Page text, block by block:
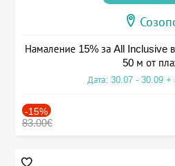
Намаление 15% за All Inclusive
50 м от
Дата: 30.07 - 30.09
-15%
83.00€